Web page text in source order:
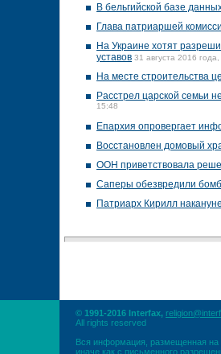
В бельгийской базе
Глава патриаршей
На Украине хотят
уставов 31 августа 2016
На месте строительства
Расстрел царской семьи
15:48
Епархия опровергает
Восстановлен домовый
ООН приветствовала
Саперы обезвредили
Патриарх Кирилл
© 1991-2016 Interfax,
All rights reserved
Вся информация, размещенная на
иначе как с письменного